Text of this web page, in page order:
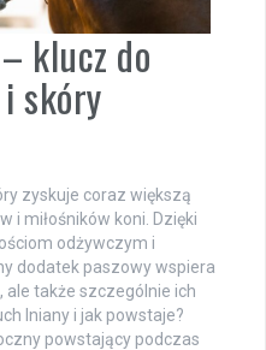
klucz do
skóry
zyskuje coraz większą
i miłośników koni. Dzięki
odżywczym i
dodatek paszowy wspiera
ale także szczególnie ich
lniany i jak powstaje?
powstający podczas